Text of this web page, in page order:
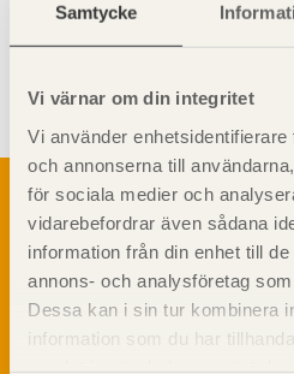
Samtycke
Vi värnar om din integritet
Vi använder
och annonserna till
för sociala medier och
vidarebefordrar även sådana
information från din enhet till
annons- och analysföretag
Dessa kan i sin tur kombinera
information som du har
Om trä
Materialet trä
Skogsbruk
Barrträdets uppbyggnad
Träets egenskaper och
TräGuiden är den digitala
materialet trä samt
med trä.